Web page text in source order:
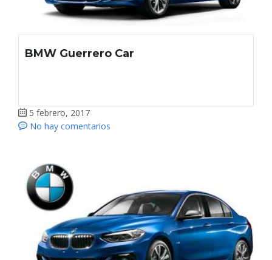
BMW Guerrero Car
5 febrero, 2017
No hay comentarios